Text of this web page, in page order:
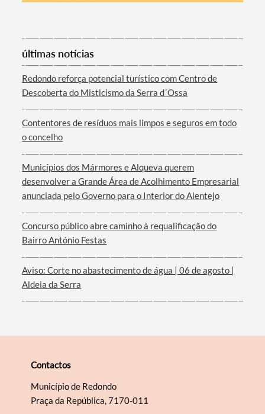
Categorias gerais
Filtros
últimas notícias
Redondo reforça potencial turístico com Centro de
Descoberta do Misticismo da Serra d´Ossa
Contentores de resíduos mais limpos e seguros em todo
o concelho
Municípios dos Mármores e Alqueva querem
desenvolver a Grande Área de Acolhimento Empresarial
anunciada pelo Governo para o Interior do Alentejo
Concurso público abre caminho à requalificação do
Bairro António Festas
Aviso: Corte no abastecimento de água | 06 de agosto |
Aldeia da Serra
Contactos
Município de Redondo
Praça da República, 7170-011